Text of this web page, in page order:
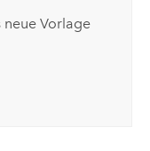
neue Vorlage